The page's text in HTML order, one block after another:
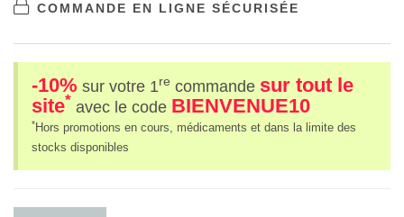
COMMANDE EN LIGNE SÉCURISÉE
-10% sur votre 1re commande sur tout le
site* avec le code BIENVENUE10
*Hors promotions en cours, médicaments et dans la limite des
stocks disponibles